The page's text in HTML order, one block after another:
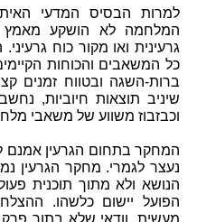
למרות הבסיס המדעי
המלחמה לא הושקע מאמץ
גרעינית ואו מקור כוח
כל המשאבים והכוחות
ברות-השגה ובטווח זמנים
שיניב תוצאות חיוביות,
וכבזבוז משווע של משאבי
המחקר בתחום הגרעין אמנם
נעצר לגמרי. מחקר הגרעין
הנושא ולא מתוך תוכנית
הפועל יישום כלשהו.
מעשית, וודאי שלא בתוך